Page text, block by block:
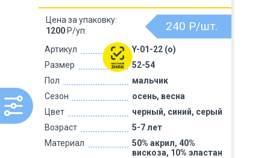
Артикул
Y-01-22 (о)
Размер
52-54
Пол
мальчик
Сезон
осень, весна
Цвет
черный, синий, серый
Возраст
5-7 лет
Материал
50% акрил, 40%
вискоза, 10% эластан
240 Р/шт.
Цена за упаковку:
1200 Р/уп.